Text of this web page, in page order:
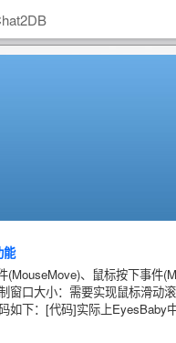
能
、鼠标按下事件
窗口大小：需要实现鼠标滑动
如下：[代码]实际上EyesBaby